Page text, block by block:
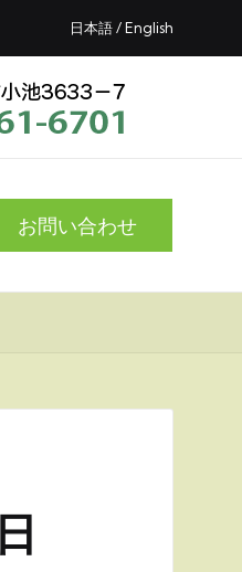
日本語 /English
お問い合わせ